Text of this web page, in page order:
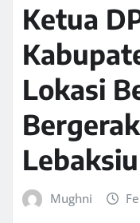
Ketua
Lokasi
Lebaksiu
Mughni